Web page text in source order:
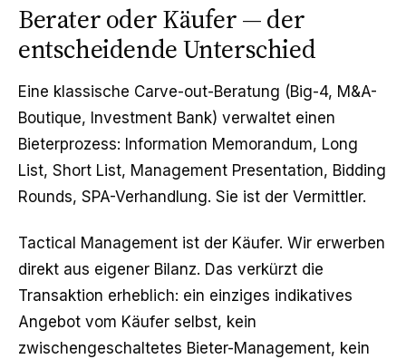
Berater oder Käufer — der
entscheidende Unterschied
Eine klassische Carve-out-Beratung (Big-4, M&A-
Boutique, Investment Bank) verwaltet einen
Bieterprozess: Information Memorandum, Long
List, Short List, Management Presentation, Bidding
Rounds, SPA-Verhandlung. Sie ist der Vermittler.
Tactical Management ist der Käufer. Wir erwerben
direkt aus eigener Bilanz. Das verkürzt die
Transaktion erheblich: ein einziges indikatives
Angebot vom Käufer selbst, kein
zwischengeschaltetes Bieter-Management, kein